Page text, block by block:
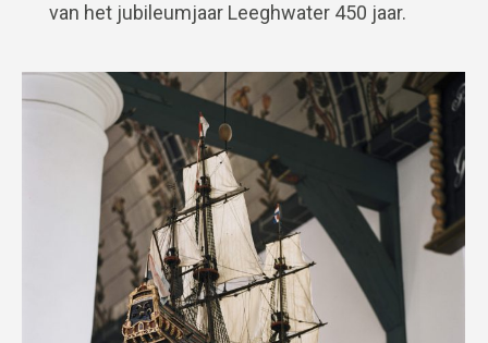
van het jubileumjaar Leeghwater 450 jaar.